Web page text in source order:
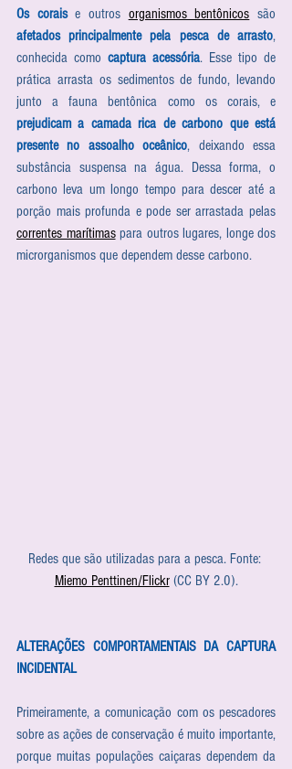
Os corais e outros organismos bentônicos
afetados principalmente pela pesca de arrasto,
conhecida como captura acessória. Esse tipo de
prática arrasta os sedimentos de fundo, levando
prejudicam a camada rica de carbono que está
presente no assoalho oceânico, deixando essa
substância suspensa na água. Dessa forma, o
carbono leva um longo tempo para descer até a
correntes marítimas para outros lugares, longe dos
microrganismos que dependem desse carbono.
Redes que são utilizadas para a pesca. Fonte:
Miemo Penttinen/Flickr (CC BY 2.0).
ALTERAÇÕES COMPORTAMENTAIS DA CAPTURA
INCIDENTAL
Primeiramente, a comunicação com os pescadores
sobre as ações de conservação é muito importante,
porque muitas populações caiçaras dependem da